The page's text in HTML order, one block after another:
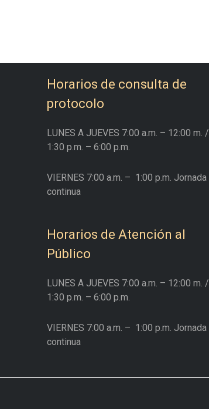
Horarios de consulta de
protocolo
LUNES A JUEVES 7:00 a.m. – 12:00 m. /
1:30 p.m. – 6:00 p.m.
VIERNES 7:00 a.m. – 1:00 p.m. Jornada
continua
Horarios de Atención al
Público
LUNES A JUEVES 7:00 a.m. – 12:00 m. /
1:30 p.m. – 6:00 p.m.
VIERNES 7:00 a.m. – 1:00 p.m. Jornada
continua